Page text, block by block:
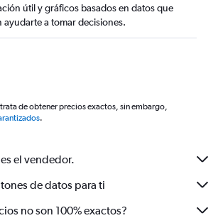
útil y gráficos basados en datos que
ayudarte a tomar decisiones.
de obtener precios exactos, sin embargo,
.
el vendedor.
de datos para ti
no son 100% exactos?